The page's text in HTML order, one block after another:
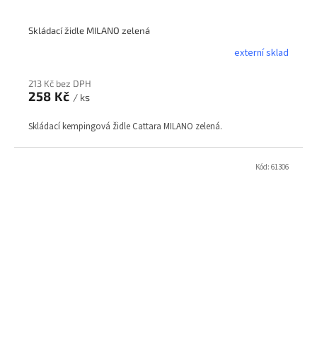
Skládací židle MILANO zelená
externí sklad
213 Kč bez DPH
258 Kč / ks
Skládací kempingová židle Cattara MILANO zelená.
Kód: 61306